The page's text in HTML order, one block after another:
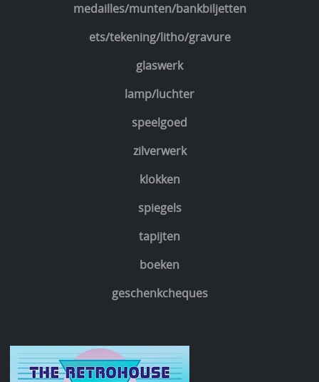
medailles/munten/bankbiljetten
ets/tekening/litho/gravure
glaswerk
lamp/luchter
speelgoed
zilverwerk
klokken
spiegels
tapijten
boeken
geschenkcheques